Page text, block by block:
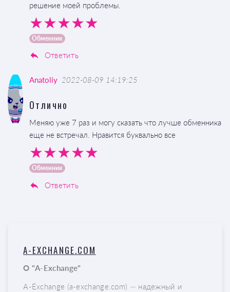
решение моей проблемы.
Обменник
Ответить
Anatoliy 2022-08-09 14:19:25
Отлично
Меняю уже 7 раз и могу сказать что лучше обменника
еще не встречал. Нравится буквально все
Обменник
Ответить
A-EXCHANGE.COM
О "A-Exchange"
A-Exchange (a-exchange.com) — надежный и